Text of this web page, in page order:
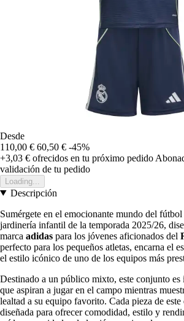
Desde
110,00 € 60,50 € -45%
+3,03 € ofrecidos en tu próximo pedido
validación de tu pedido
Loading...
Descripción
Sumérgete en el emocionante mundo del
jardinería infantil de la temporada 2025/26,
marca adidas para los jóvenes aficionados del
perfecto para los pequeños atletas, encarna el
el estilo icónico de uno de los equipos más
Destinado a un público mixto, este conjunto es
que aspiran a jugar en el campo mientras
lealtad a su equipo favorito. Cada pieza de
diseñada para ofrecer comodidad, estilo y